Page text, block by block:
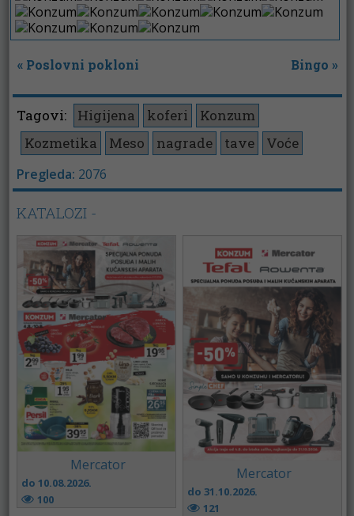
« Poslovni pokloni Bingo »
Tagovi: Higijena koferi
Konzum
Kozmetika
Meso nagrade tave Voće
Pregleda: 2076
KATALOZI -
Mercator
do 10.08.2026.
100
Mercator
do 31.10.2026.
121